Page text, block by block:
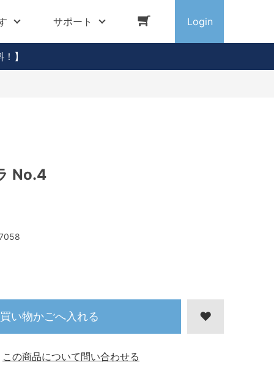
サポート Login
】
No.4
買い物かごへ入れる
この商品について問い合わせる